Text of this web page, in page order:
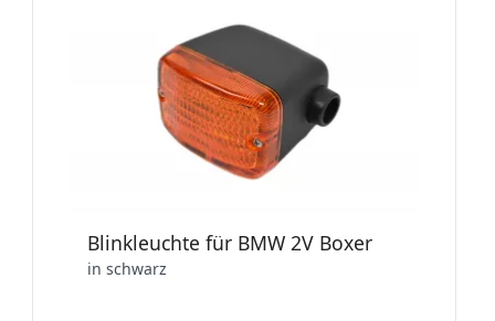
Blinkleuchte für BMW 2V Boxer
in schwarz